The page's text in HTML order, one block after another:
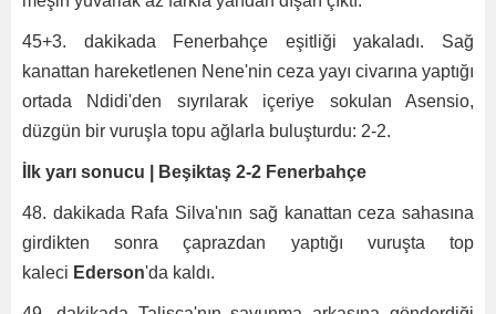
45+3. dakikada Fenerbahçe eşitliği yakaladı. Sağ
kanattan hareketlenen Nene'nin ceza yayı civarına yaptığı
ortada Ndidi'den sıyrılarak içeriye sokulan Asensio,
düzgün bir vuruşla topu ağlarla buluşturdu: 2-2.
İlk yarı sonucu | Beşiktaş 2-2 Fenerbahçe
48. dakikada Rafa Silva'nın sağ kanattan ceza sahasına
girdikten sonra çaprazdan yaptığı vuruşta top
kaleci Ederson'da kaldı.